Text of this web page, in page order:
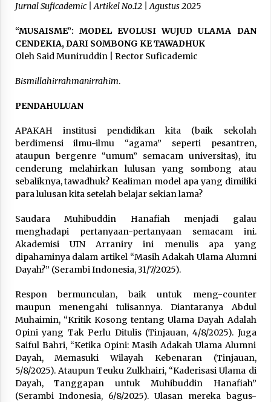
3 months ago
Takut Mati
3 months ago
Said Muniruddin Beri Pelatihan dan Motivasi
untuk 179 Guru Diniyah Disdikbud Kota Banda
Aceh
4 months ago
SELVi: Sebuah Model Motivasi dalam
4 months ago
Eksistensi Iran dalam Tiga Ayat: Memahami
Aliansi Yahudi dan Kristen dalam Dinamika
5 months ago
Jurnal Suficademic | Artikel No.12 | Agustus 2025
“MUSAISME”: MODEL EVOLUSI WUJUD ULAMA DAN
CENDEKIA, DARI SOMBONG KE TAWADHUK
Oleh Said Muniruddin | Rector Suficademic
Bismillahirrahmanirrahim.
PENDAHULUAN
APAKAH institusi pendidikan kita (baik sekolah
berdimensi ilmu-ilmu “agama” seperti pesantren,
ataupun bergenre “umum” semacam universitas), itu
cenderung melahirkan lulusan yang sombong atau
sebaliknya, tawadhuk? Kealiman model apa yang dimiliki
para lulusan kita setelah belajar sekian lama?
Saudara Muhibuddin Hanafiah menjadi galau
menghadapi pertanyaan-pertanyaan semacam ini.
Akademisi UIN Arraniry ini menulis apa yang
dipahaminya dalam artikel “Masih Adakah Ulama Alumni
Dayah?” (Serambi Indonesia, 31/7/2025).
Respon bermunculan, baik untuk meng-counter
maupun menengahi tulisannya. Diantaranya Abdul
Muhaimin, “Kritik Kosong tentang Ulama Dayah Adalah
Opini yang Tak Perlu Ditulis (Tinjauan, 4/8/2025). Juga
Saiful Bahri, “Ketika Opini: Masih Adakah Ulama Alumni
Dayah, Memasuki Wilayah Kebenaran (Tinjauan,
5/8/2025). Ataupun Teuku Zulkhairi, “Kaderisasi Ulama di
Dayah, Tanggapan untuk Muhibuddin Hanafiah”
(Serambi Indonesia, 6/8/2025). Ulasan mereka bagus-